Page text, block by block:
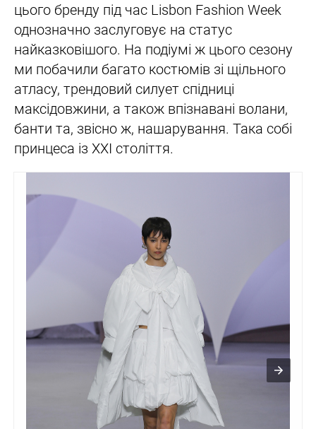
цього бренду під час Lisbon Fashion Week
однозначно заслуговує на статус
найказковішого. На подіумі ж цього сезону
ми побачили багато костюмів зі щільного
атласу, трендовий силует спідниці
максідовжини, а також впізнавані волани,
банти та, звісно ж, нашарування. Така собі
принцеса із XXI століття.